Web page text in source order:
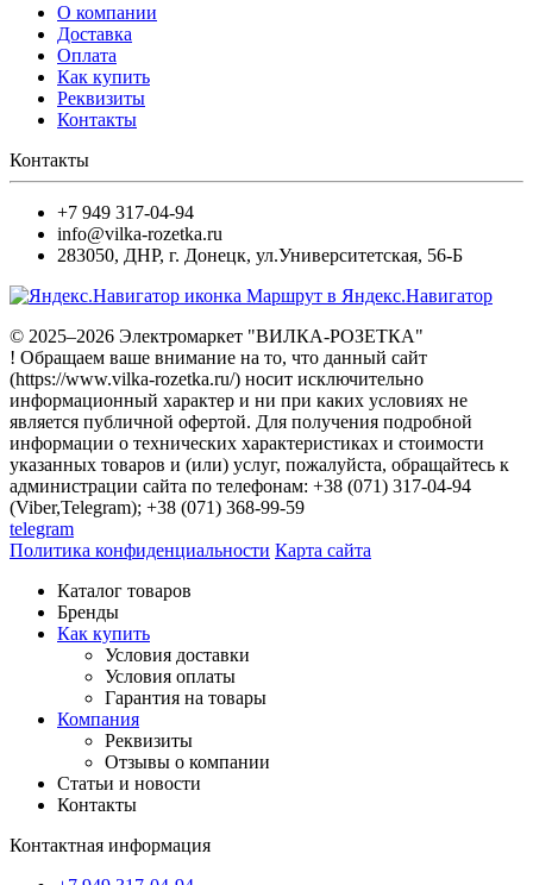
О компании
Доставка
Оплата
Как купить
Реквизиты
Контакты
Контакты
+7 949 317-04-94
info@vilka-rozetka.ru
283050, ДНР, г. Донецк, ул.Университетская, 56-Б
Маршрут в Яндекс.Навигатор
© 2025–2026 Электромаркет "ВИЛКА-РОЗЕТКА"
! Обращаем ваше внимание на то, что данный сайт
(https://www.vilka-rozetka.ru/) носит исключительно
информационный характер и ни при каких условиях не
является публичной офертой. Для получения подробной
информации о технических характеристиках и стоимости
указанных товаров и (или) услуг, пожалуйста, обращайтесь к
администрации сайта по телефонам: +38 (071) 317-04-94
(Viber,Telegram); +38 (071) 368-99-59
telegram
Политика конфиденциальности Карта сайта
Каталог товаров
Бренды
Как купить
Условия доставки
Условия оплаты
Гарантия на товары
Компания
Реквизиты
Отзывы о компании
Статьи и новости
Контакты
Контактная информация